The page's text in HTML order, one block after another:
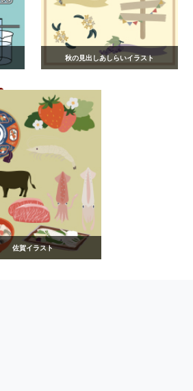
秋の見出しあしらいイラスト
佐賀イラスト